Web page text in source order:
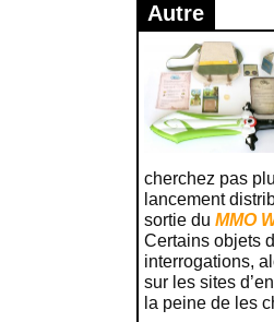
Autre
cherchez pas
lancement
sortie du MMO
Certains objets
interrogations,
sur les sites
la peine de les